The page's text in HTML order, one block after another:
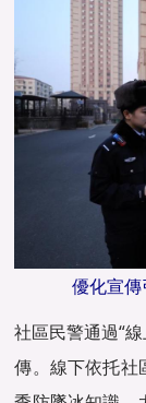
優化宣傳
社區民警通過“
傳。線下依托社